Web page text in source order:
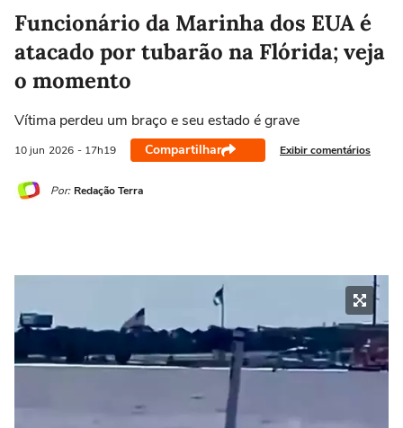
Funcionário da Marinha dos EUA é
atacado por tubarão na Flórida; veja
o momento
Vítima perdeu um braço e seu estado é grave
10 jun 2026 - 17h19 Compartilhar Exibir comentários
Por: Redação Terra